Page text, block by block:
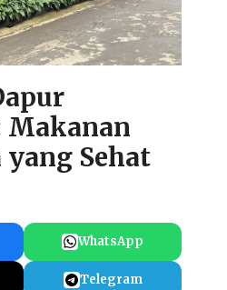
Makanan
yang Sehat
WhatsApp
Telegram